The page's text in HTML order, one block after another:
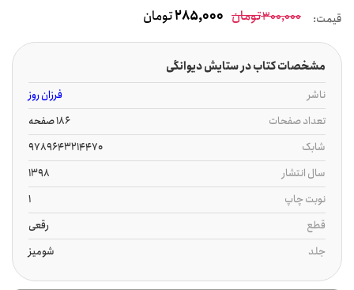
قیمت: 300,000تومان 285,000تومان
مشخصات کتاب در ستایش دیوانگی
ناشر
فرزان روز
تعداد صفحات
186 صفحه
شابک
9789643214470
سال انتشار
1398
نوبت چاپ
1
قطع
رقعی
جلد
شومیز